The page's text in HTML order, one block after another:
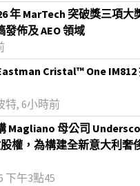
年 MarTech 突破獎三項大
佈及 AEO 領域
Cristal™ One
特, 6小時前
Magliano 母公司
權，為構建全新意大利奢
下午3點45